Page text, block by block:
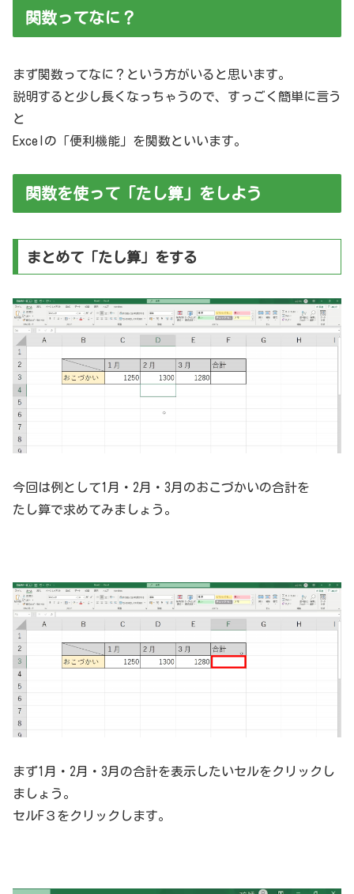
関数ってなに？
まず関数ってなに？という方がいると思います。
説明すると少し長くなっちゃうので、すっごく簡単に言う
と
Excelの「便利機能」を関数といいます。
関数を使って「たし算」をしよう
まとめて「たし算」をする
今回は例として1月・2月・3月のおこづかいの合計を
たし算で求めてみましょう。
まず1月・2月・3月の合計を表示したいセルをクリックし
ましょう。
セルF３をクリックします。